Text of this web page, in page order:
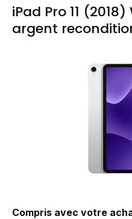
iPad Pro 11
argent
Compris avec votre